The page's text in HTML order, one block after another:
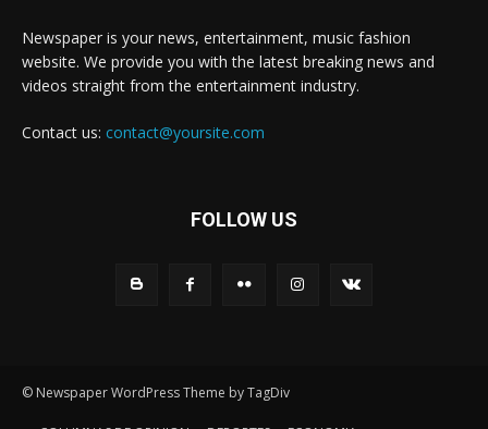
Newspaper is your news, entertainment, music fashion
website. We provide you with the latest breaking news and
videos straight from the entertainment industry.
Contact us: contact@yoursite.com
FOLLOW US
© Newspaper WordPress Theme by TagDiv